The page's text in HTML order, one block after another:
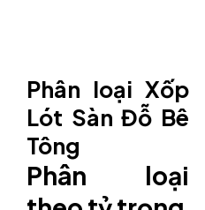
Phân loại Xốp
Lót Sàn Đỗ Bê
Tông
Phân loại